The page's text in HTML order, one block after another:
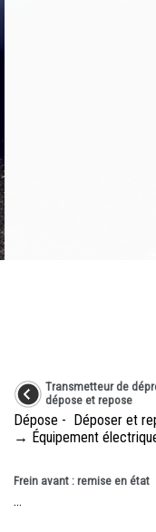
Transmetteur de
dépose et repose
Dépose - Déposer et
→ Équipement
Frein avant : remise en état
...